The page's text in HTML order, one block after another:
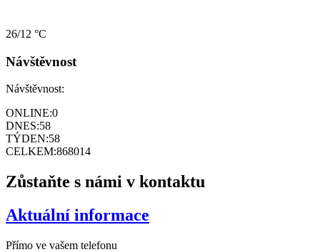
26/12 °C
Návštěvnost
Návštěvnost:
ONLINE:0
DNES:58
TÝDEN:58
CELKEM:868014
Zůstaňte s námi v kontaktu
Aktuální informace
Přímo ve vašem telefonu